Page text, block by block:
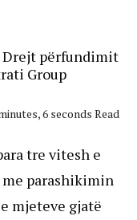
Drejt përfundimit
Group
6 seconds Read
tre vitesh e
parashikimin
mjeteve gjatë